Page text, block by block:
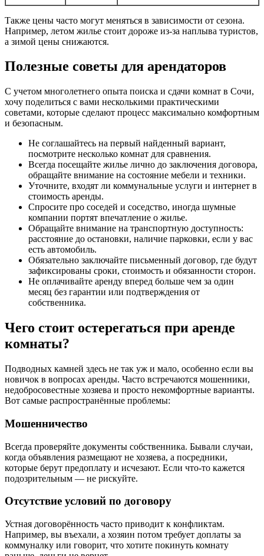
Также цены часто могут меняться в зависимости от сезона.
Например, летом жилье стоит дороже из-за наплыва туристов,
а зимой цены снижаются.
Полезные советы для арендаторов
С учетом многолетнего опыта поиска и сдачи комнат в Сочи,
хочу поделиться с вами несколькими практическими
советами, которые сделают процесс максимально комфортным
и безопасным.
Не соглашайтесь на первый найденный вариант,
посмотрите несколько комнат для сравнения.
Всегда посещайте жилье лично до заключения договора,
обращайте внимание на состояние мебели и техники.
Уточните, входят ли коммунальные услуги и интернет в
стоимость аренды.
Спросите про соседей и соседство, иногда шумные
компании портят впечатление о жилье.
Обращайте внимание на транспортную доступность:
расстояние до остановки, наличие парковки, если у вас
есть автомобиль.
Обязательно заключайте письменный договор, где будут
зафиксированы сроки, стоимость и обязанности сторон.
Не оплачивайте аренду вперед больше чем за один
месяц без гарантии или подтверждения от
собственника.
Чего стоит остерегаться при аренде
комнаты?
Подводных камней здесь не так уж и мало, особенно если вы
новичок в вопросах аренды. Часто встречаются мошенники,
недобросовестные хозяева и просто некомфортные варианты.
Вот самые распространённые проблемы:
Мошенничество
Всегда проверяйте документы собственника. Бывали случаи,
когда объявления размещают не хозяева, а посредники,
которые берут предоплату и исчезают. Если что-то кажется
подозрительным — не рискуйте.
Отсутствие условий по договору
Устная договорённость часто приводит к конфликтам.
Например, вы въехали, а хозяин потом требует доплаты за
коммуналку или говорит, что хотите покинуть комнату